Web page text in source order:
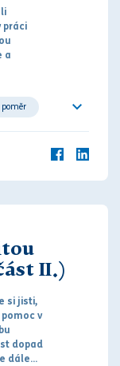
práci
a
poměr
II.)
si jisti,
v
dopad
dále...